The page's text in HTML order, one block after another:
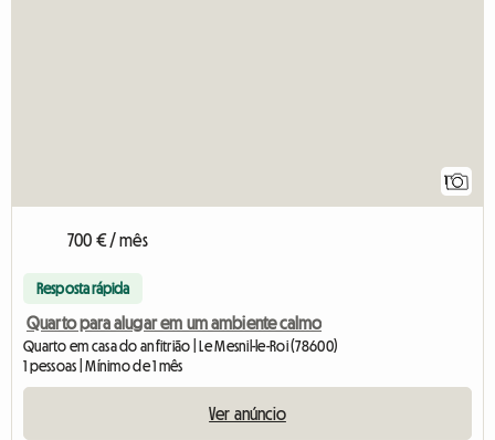
700 € / mês
Resposta rápida
Quarto para alugar em um ambiente calmo
Quarto em casa do anfitrião | Le Mesnil-le-Roi (78600)
1 pessoas | Mínimo de 1 mês
Ver anúncio